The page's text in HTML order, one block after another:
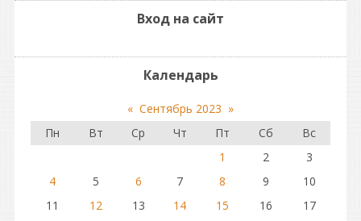
Вход на сайт
Календарь
« Сентябрь 2023 »
Пн
Вт Ср Чт Пт Сб
Вс
1
2
3
4
5 6 7 8 9
10
11
12 13 14 15 16
17